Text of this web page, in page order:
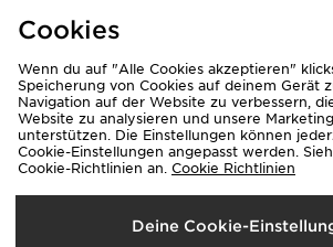
Lieferung Nach
Österreich
Cookies
Wenn du auf "Alle Cookies akzeptieren"
Speicherung von Cookies auf deinem Gerät
Navigation auf der Website zu verbessern,
Website zu analysieren und unsere
unterstützen. Die Einstellungen können
Cookie-Einstellungen angepasst werden.
Cookie-Richtlinien an. Cookie Richtlinien
Deine Cookie-